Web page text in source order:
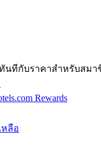
นทีกับราคาสำหรับสมา
Rewards
หลือ